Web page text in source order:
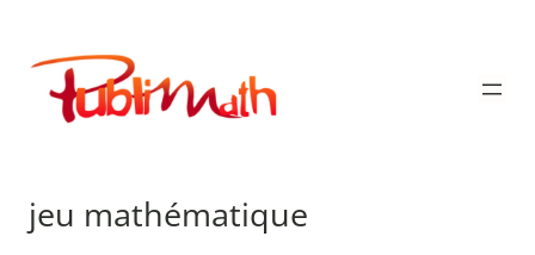
contenu
Publimath
jeu mathématique